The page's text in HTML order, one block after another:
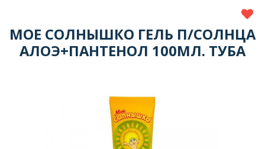
МОЕ СОЛНЫШКО ГЕЛЬ П/СОЛНЦА
АЛОЭ+ПАНТЕНОЛ 100МЛ. ТУБА